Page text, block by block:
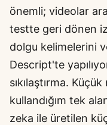
önemli; videolar
testte geri dönen
dolgu kelimelerini
Descript'te
sıkılaştırma.
kullandığım tek
zeka ile üretilen